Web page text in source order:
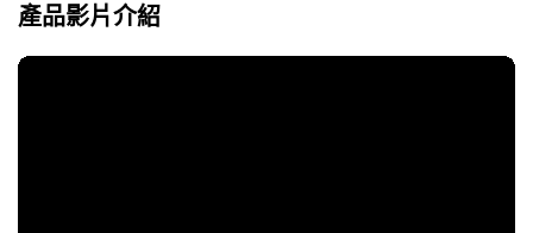
產品影片介紹